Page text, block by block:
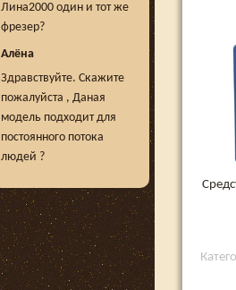
Лина2000 один и тот же
фрезер?
Алёна
Здравствуйте. Скажите
пожалуйста , Даная
модель подходит для
постоянного потока
людей ?